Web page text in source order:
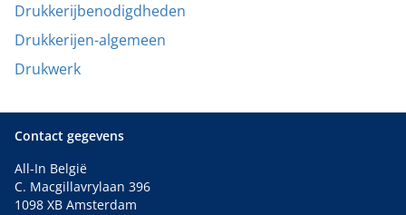
Drukkerijbenodigdheden
Drukkerijen-algemeen
Drukwerk
Contact gegevens
All-In België
C. Macgillavrylaan 396
1098 XB Amsterdam